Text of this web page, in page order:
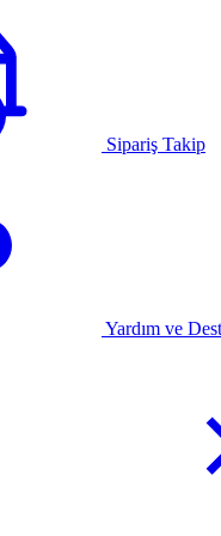
Sipariş Takip
Yardım ve